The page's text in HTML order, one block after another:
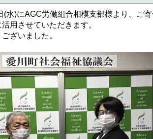
水)にAGC労働組合相模支部様より、ご
用させていただきます。
ざいました。